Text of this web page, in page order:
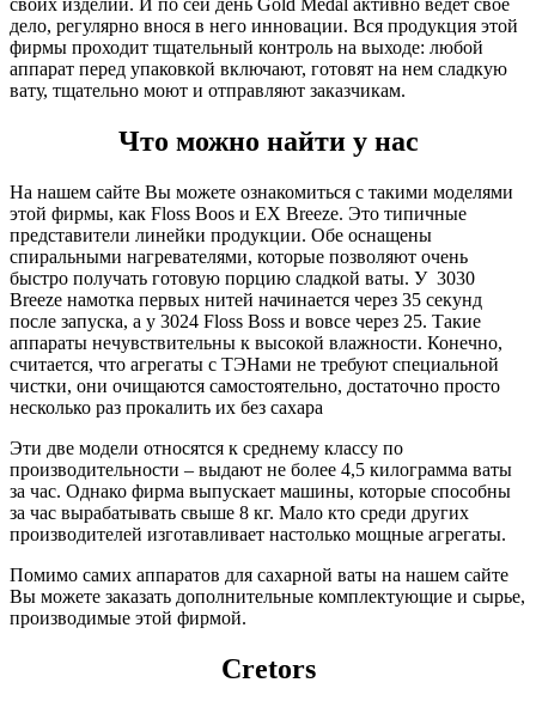
своих изделий. И по сей день Gold Medal активно ведет свое
дело, регулярно внося в него инновации. Вся продукция этой
фирмы проходит тщательный контроль на выходе: любой
аппарат перед упаковкой включают, готовят на нем сладкую
вату, тщательно моют и отправляют заказчикам.
Что можно найти у нас
На нашем сайте Вы можете ознакомиться с такими моделями
этой фирмы, как Floss Boos и EX Breeze. Это типичные
представители линейки продукции. Обе оснащены
спиральными нагревателями, которые позволяют очень
быстро получать готовую порцию сладкой ваты. У 3030
Breeze намотка первых нитей начинается через 35 секунд
после запуска, а у 3024 Floss Boss и вовсе через 25. Такие
аппараты нечувствительны к высокой влажности. Конечно,
считается, что агрегаты с ТЭНами не требуют специальной
чистки, они очищаются самостоятельно, достаточно просто
несколько раз прокалить их без сахара
Эти две модели относятся к среднему классу по
производительности – выдают не более 4,5 килограмма ваты
за час. Однако фирма выпускает машины, которые способны
за час вырабатывать свыше 8 кг. Мало кто среди других
производителей изготавливает настолько мощные агрегаты.
Помимо самих аппаратов для сахарной ваты на нашем сайте
Вы можете заказать дополнительные комплектующие и сырье,
производимые этой фирмой.
Cretors